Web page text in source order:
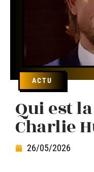
ACTU
Qui est
Charlie
26/05/2026